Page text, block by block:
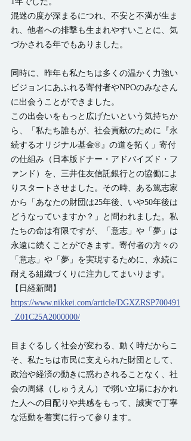
混迷の度が深まるにつれ、不安と不満が生ま
れ、他者への排撃も生まれやすいことに、気
づかされる年でもありました。
同時に、昨年も私たちは多くの温かく力強い
ビジョンにあふれる寄付者やNPOのみなさん
に出会うことができました。
この出会いをもっと広げたいという気持ちか
ら、「私たち誰もが、社会貢献のために『永
続するオリジナル基金®』の道を拓く」寄付
の仕組み（日本版ドナー・アドバイズド・フ
ァンド）を、三井住友信託銀行との協働によ
りスタートさせました。その時、ある篤志家
から「あなたの財団は25年後、いや50年後は
どうなっていますか？」と問われました。私
たちの命は有限ですが、「意志」や「夢」は
永遠に続くことができます。寄付者の方々の
「意志」や「夢」を実現するために、永続に
耐える組織づくりに注力してまいります。
【日経新聞】
https://www.nikkei.com/article/DGXZRSP700491
_Z01C25A2000000/
目まぐるしく社会が変わる、動く時だからこ
そ、私たちは市民に支えられた財団として、
政治や経済の動きに惑わされることなく、社
会の周縁（しゅうえん）で弱い立場におかれ
た人への目配りや共感をもって、誠実で丁寧
な活動を着実に行って参ります。